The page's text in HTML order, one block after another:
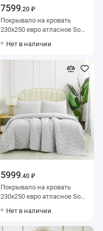
7599.20 ₽
Покрывало на кровать
230х250 евро атласное Sofi
Нет в наличии
5999.40 ₽
Покрывало на кровать
230х250 евро атласное Sofi
Нет в наличии